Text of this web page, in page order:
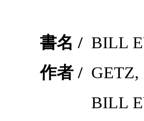
書名 / BILL
作者 / GETZ,
BILL